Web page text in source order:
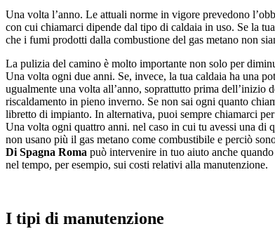
Una volta l’anno. Le attuali norme in vigore prevedono
con cui chiamarci dipende dal tipo di caldaia in uso. Se la
che i fumi prodotti dalla combustione del gas metano non
La pulizia del camino è molto importante non solo per
Una volta ogni due anni. Se, invece, la tua caldaia ha una
ugualmente una volta all’anno, soprattutto prima dell’inizio
riscaldamento in pieno inverno. Se non sai ogni quanto
libretto di impianto. In alternativa, puoi sempre chiamarci
Una volta ogni quattro anni. nel caso in cui tu avessi una di
non usano più il gas metano come combustibile e perciò
Di Spagna Roma può intervenire in tuo aiuto anche
nel tempo, per esempio, sui costi relativi alla manutenzione.
I tipi di manutenzione